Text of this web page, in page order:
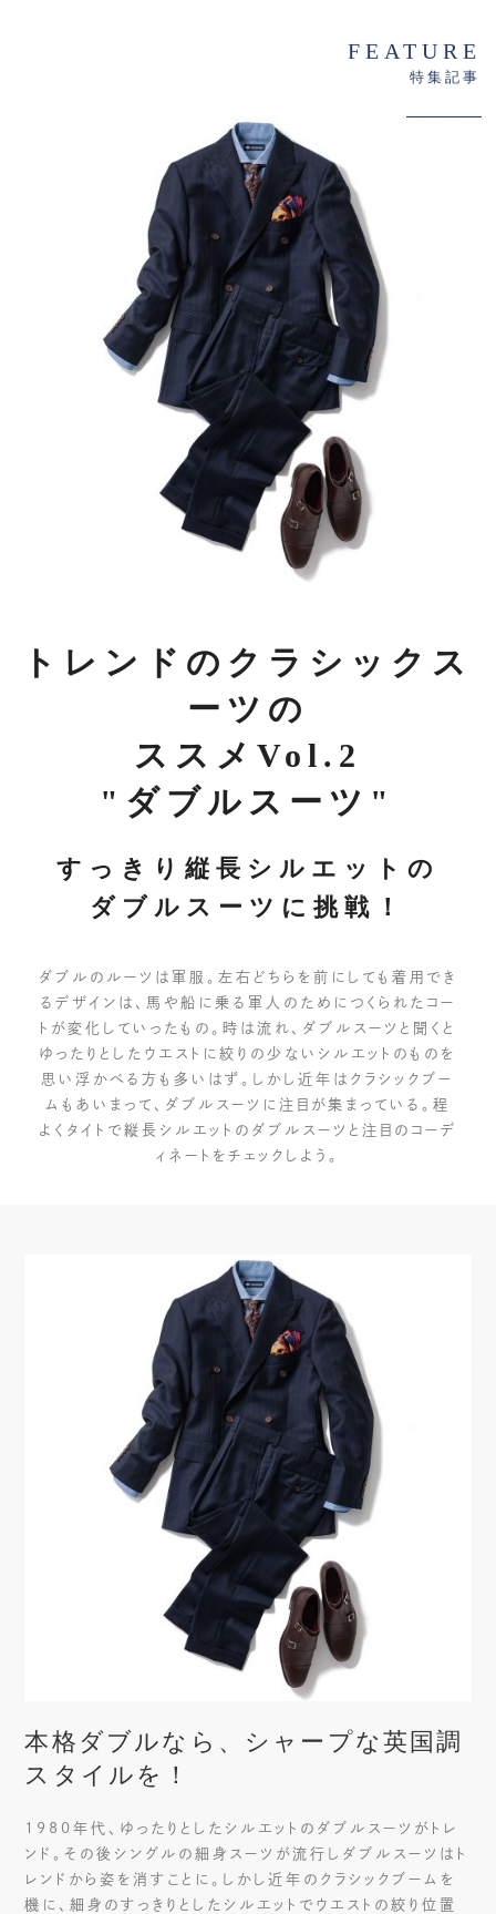
FEATURE
特集記事
トレンドのクラシックス
ーツの
ススメVol.2
"ダブルスーツ"
すっきり縦長シルエットの
ダブルスーツに挑戦！
ダブルのルーツは軍服。左右どちらを前にしても着用でき
るデザインは、馬や船に乗る軍人のためにつくられたコー
トが変化していったもの。時は流れ、ダブルスーツと聞くと
ゆったりとしたウエストに絞りの少ないシルエットのものを
思い浮かべる方も多いはず。しかし近年はクラシックブー
ムもあいまって、ダブルスーツに注目が集まっている。程
よくタイトで縦長シルエットのダブルスーツと注目のコーデ
ィネートをチェックしよう。
本格ダブルなら、シャープな英国調
スタイルを！
1980年代、ゆったりとしたシルエットのダブルスーツがトレ
ンド。その後シングルの細身スーツが流行しダブルスーツはト
レンドから姿を消すことに。しかし近年のクラシックブームを
機に、細身のすっきりとしたシルエットでウエストの絞り位置